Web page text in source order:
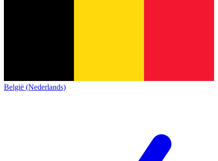
België (Nederlands)